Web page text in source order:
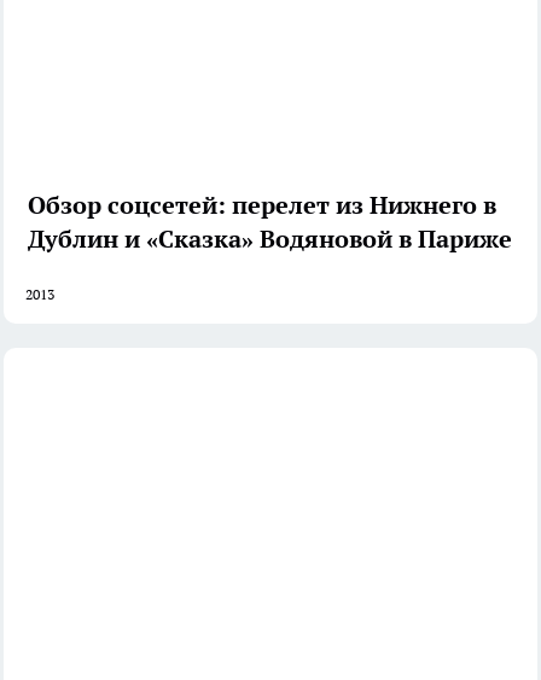
Обзор соцсетей: перелет из Нижнего в
Дублин и «Сказка» Водяновой в Париже
2013